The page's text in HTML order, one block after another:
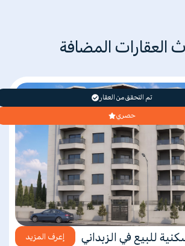
العقارات المضافة
تم التحقق من العقار
حصري
إعرف المزيد
للبيع في الزبداني